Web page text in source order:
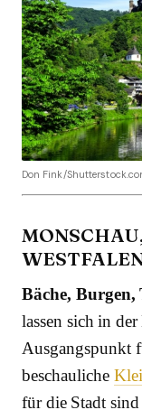
Don Fink/
Bäche,
lassen sich in
Ausgangspunkt
beschauliche
für die Stadt